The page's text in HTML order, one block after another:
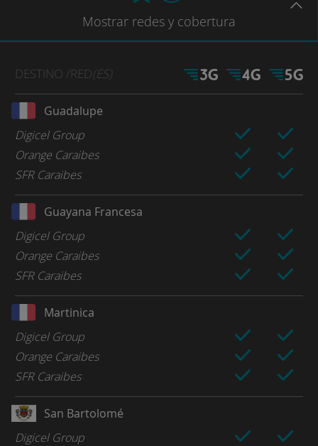
Mostrar redes y cobertura
DESTINO /RED(ES)
Guadalupe
Digicel Group
Orange Caraibes
SFR Caraibes
Guayana Francesa
Digicel Group
Orange Caraibes
SFR Caraibes
Martinica
Digicel Group
Orange Caraibes
SFR Caraibes
San Bartolomé
Digicel Group